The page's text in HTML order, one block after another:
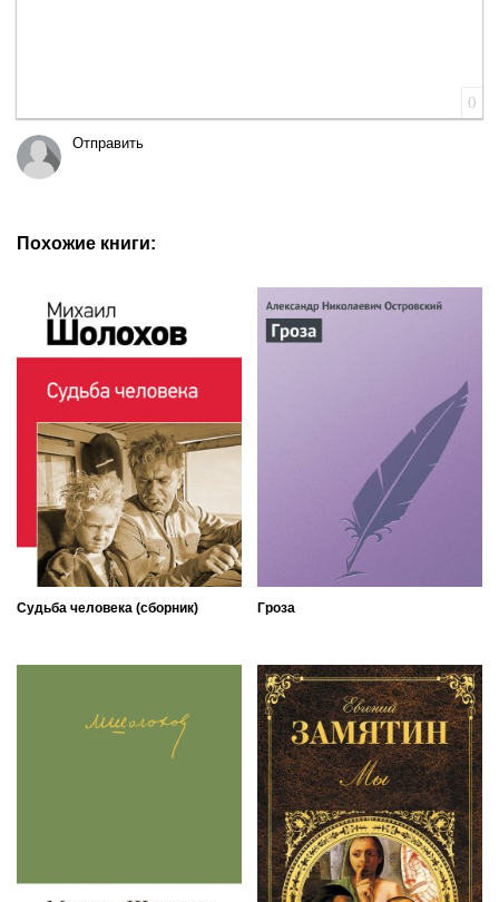
0
Отправить
Похожие книги:
Судьба человека (сборник) Гроза